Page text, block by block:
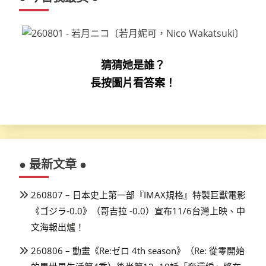
猜猜她是誰？
長按圖片看答案！
● 最新文章 ●
260807 – 日本史上第一部『IMAX規格』特製巨獸電影
《ゴジラ-0.0》（哥吉拉 -0.0）宣布11/6台灣上映、中
文海報出爐！
260806 – 動畫《Re:ゼロ 4th season》（Re: 從零開始